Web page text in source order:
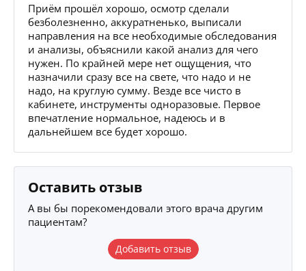
Приём прошёл хорошо, осмотр сделали
безболезненно, аккуратненько, выписали
направления на все необходимые обследования
и анализы, объяснили какой анализ для чего
нужен. По крайней мере нет ощущения, что
назначили сразу все на свете, что надо и не
надо, на круглую сумму. Везде все чисто в
кабинете, инструменты одноразовые. Первое
впечатление нормальное, надеюсь и в
дальнейшем все будет хорошо.
Оставить отзыв
А вы бы порекомендовали этого врача другим
пациентам?
Добавить отзыв